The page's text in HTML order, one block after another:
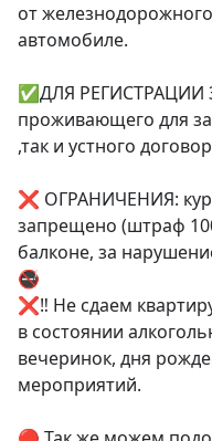
от
автомобиле.
✅ДЛЯ РЕГИСТРАЦИИ
проживающего для
,так и устного
❌ ОГРАНИЧЕНИЯ:
запрещено (штраф
балконе, за
🚭
❌‼ Не сдаем
в состоянии
вечеринок, дня
мероприятий.